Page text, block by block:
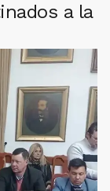
a la